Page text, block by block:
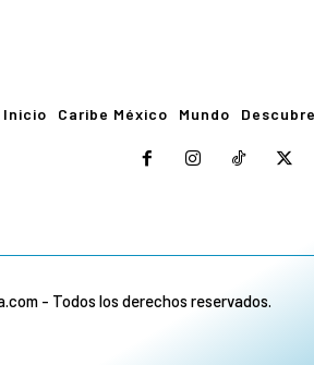
Inicio Caribe México Mundo Descubre
- Todos los derechos reservados.